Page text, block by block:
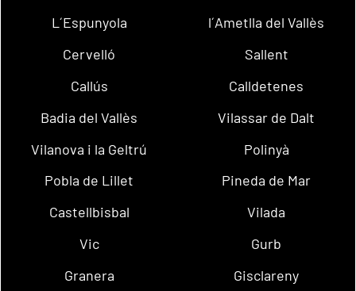
L´Espunyola
l´Ametlla del Vallès
Cervelló
Sallent
Callús
Calldetenes
Badia del Vallès
Vilassar de Dalt
Vilanova i la Geltrú
Polinyà
Pobla de Lillet
Pineda de Mar
Castellbisbal
Vilada
Vic
Gurb
Granera
Gisclareny